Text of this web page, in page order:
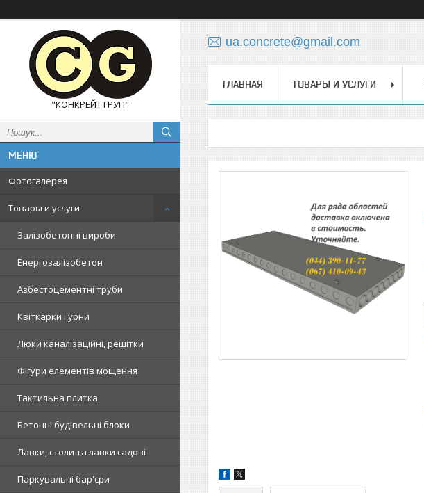
"КОНКРЕЙТ ГРУП"
Фотогалерея
Товары и услуги
Залізобетонні вироби
Енергозалізобетон
Азбестоцементні труби
Квіткарки і урни
Люки каналізаційні, решітки
Фігури елементів мощення
Тактильна плитка
Бетонні будівельні блоки
Лавки, столи та лавки садові
Паркувальні бар'єри
ua.concrete@gmail.com
ГЛАВНАЯ ТОВАРЫ И УСЛУГИ